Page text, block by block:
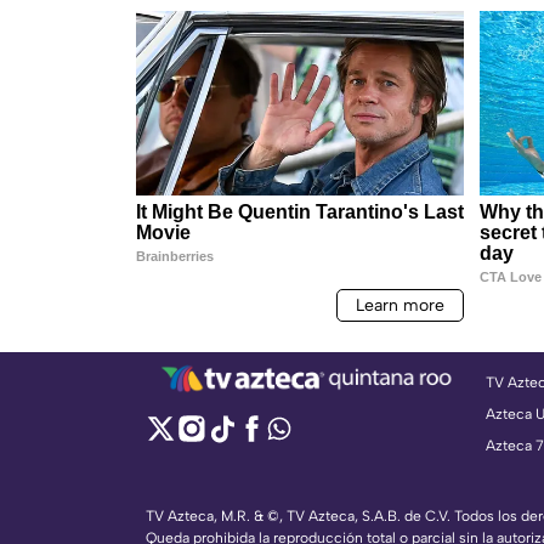
TV
Azteca
Azteca 7
TV Azteca, M.R. & ©, TV Azteca, S.A.B. de C.V. Todos los
Queda prohibida la reproducción total o parcial sin la